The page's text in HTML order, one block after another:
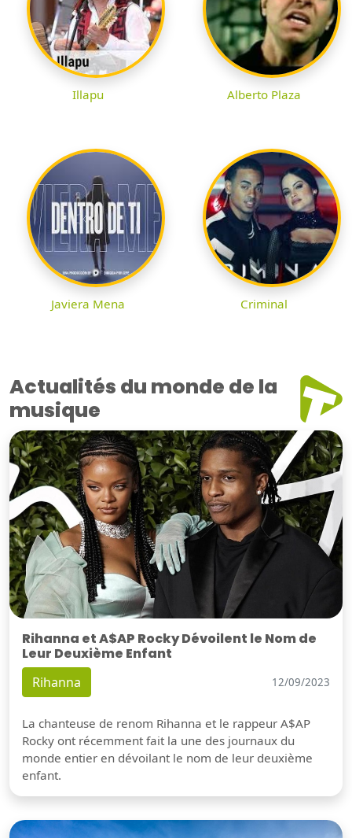
Illapu Alberto Plaza
Javiera Mena Criminal
Actualités du monde de la
musique
Rihanna et A$AP Rocky Dévoilent le Nom de
Leur Deuxième Enfant
Rihanna 12/09/2023
La chanteuse de renom Rihanna et le rappeur A$AP
Rocky ont récemment fait la une des journaux du
monde entier en dévoilant le nom de leur deuxième
enfant.